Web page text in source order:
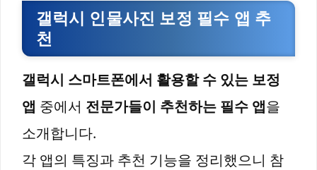
갤럭시 인물사진 보정 필수 앱 추
천
갤럭시 스마트폰에서 활용할 수 있는 보정
앱 중에서 전문가들이 추천하는 필수 앱을
소개합니다.
각 앱의 특징과 추천 기능을 정리했으니 참